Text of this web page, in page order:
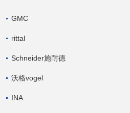
GMC
rittal
Schneider施耐德
沃格vogel
INA